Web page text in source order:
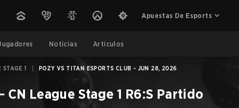
Apuestas De Esports
Noticias Artículos
STAGE 1 POZY VS TITAN ESPORTS CLUB - JUN 28, 2026
CN League Stage 1 R6:S Partido